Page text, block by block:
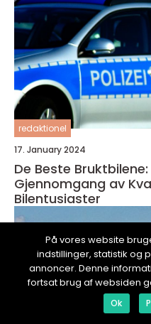
redaktionel
17. January 2024
De Beste
Gjennomgang av
Bilentusiaster
På vores website
indstillinger, statistik og
annoncer. Denne
fortsat brug af websiden
Ok